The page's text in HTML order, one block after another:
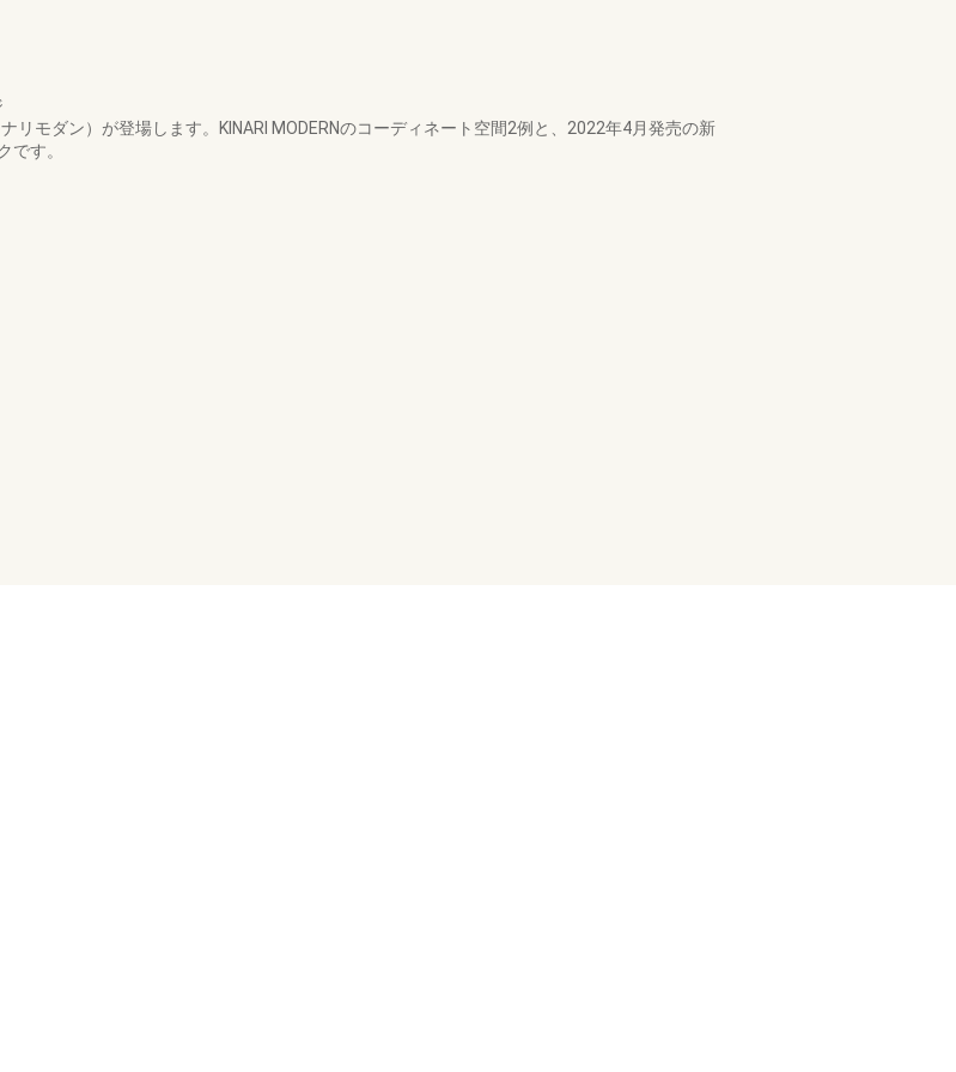
リモダン）が登場します。KINARI MODERNのコーディネート空間2例と、2022年4月発売の新
です。